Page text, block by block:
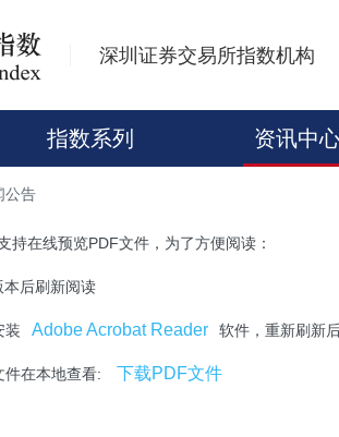
深圳证券交易所指数机构
指数系列 资讯中
公告
持在线预览PDF文件，为了方便阅读：
本后刷新阅读
装 Adobe Acrobat Reader 软件，重新刷新
件在本地查看: 下载PDF文件